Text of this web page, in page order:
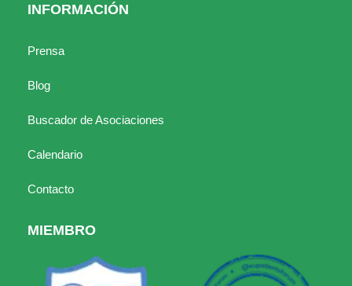
INFORMACIÓN
Prensa
Blog
Buscador de Asociaciones
Calendario
Contacto
MIEMBRO